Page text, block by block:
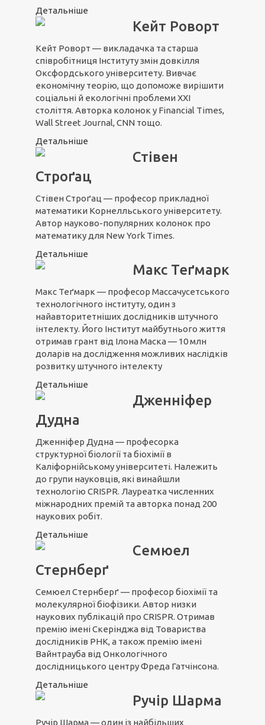
Детальніше
Кейт Роворт
Кейт Роворт — викладачка та старша
співробітниця Інституту змін довкілля
Оксфордського університету. Вивчає
економічну теорію, що допоможе вирішити
соціальні й екологічні проблеми ХХІ
століття. Авторка колонок у Financial Times,
Wall Street Journal, CNN тощо.
Детальніше
Стівен
Строґац
Стівен Строґац — професор прикладної
математики Корнелльського університету.
Автор науково-популярних колонок про
математику для New York Times.
Детальніше
Макс Теґмарк
Макс Теґмарк — професор Массачусетського
технологічного інституту, один з
найавторитетніших дослідників штучного
інтелекту. Його Інститут майбутнього життя
отримав грант від Ілона Маска — 10 млн
доларів на дослідження можливих наслідків
розвитку штучного інтелекту
Детальніше
Дженніфер
Дудна
Дженніфер Дудна — професорка
структурної біології та біохімії в
Каліфорнійському університеті. Належить
до групи науковців, які винайшли
технологію CRISPR. Лауреатка численних
міжнародних премій та авторка понад 200
наукових робіт.
Детальніше
Семюел
Стернберґ
Семюел Стернберґ — професор біохімії та
молекулярної біофізики. Автор низки
наукових публікацій про CRISPR. Отримав
премію імені Скерінджа від Товариства
дослідників РНК, а також премію імені
Вайнтрауба від Онкологічного
дослідницького центру Фреда Гатчінсона.
Детальніше
Ручір Шарма
Ручір Шарма — один із найбільших